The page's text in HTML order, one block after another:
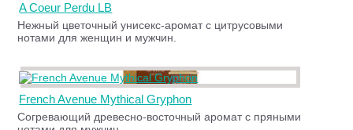
A Coeur Perdu LB
Нежный цветочный унисекс-аромат с цитрусовыми
нотами для женщин и мужчин.
French Avenue Mythical Gryphon
Согревающий древесно-восточный аромат с пряными